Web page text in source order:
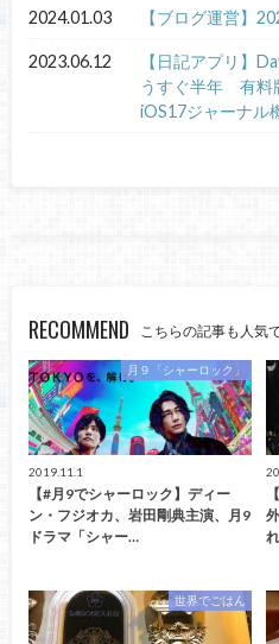
2024.01.03 【ブログ運営】
2023.06.12
【日記アプリ】
うすぐ半年 有料
iOS17ジャーナル
RECOMMEND こちらの記事も人気
月９「シャーロック」
2019.11.1
【#月9でシャーロック】ディー
ン・フジオカ、岩田剛典主演、月9
ドラマ「シャー…
世界でごはん